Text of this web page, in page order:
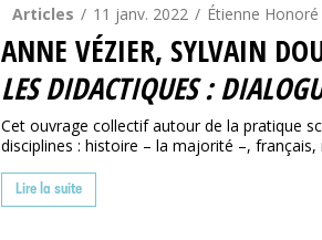
Articles 11 janv. 2022 Étienne Honoré
ANNE VÉZIER, SYLVAIN
LES DIDACTIQUES :
Cet ouvrage collectif autour de la pratique
disciplines : histoire – la majorité –,
Lire la suite